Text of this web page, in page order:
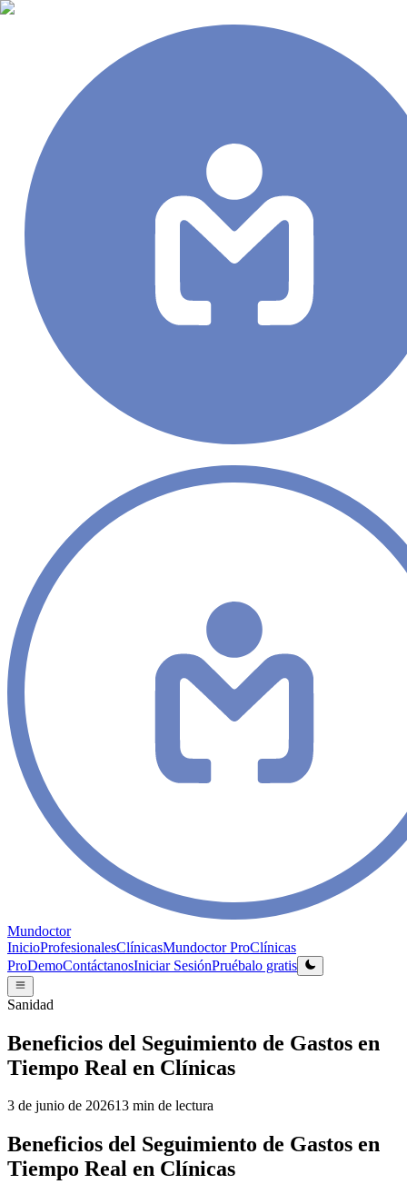
Mundoctor
InicioProfesionalesClínicasMundoctor ProClínicas
ProDemoContáctanosIniciar SesiónPruébalo gratis
Sanidad
Beneficios del Seguimiento de Gastos en
Tiempo Real en Clínicas
3 de junio de 202613 min de lectura
Beneficios del Seguimiento de Gastos en
Tiempo Real en Clínicas